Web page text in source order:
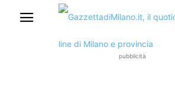
pubblicità